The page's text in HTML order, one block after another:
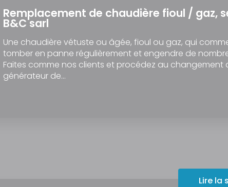
Remplacement de chaudière fioul / gaz,
B&C sarl
Une chaudière vétuste ou âgée, fioul ou gaz, qui
tomber en panne régulièrement et engendre de
Faites comme nos clients et procédez au changement
générateur de…
Lire la